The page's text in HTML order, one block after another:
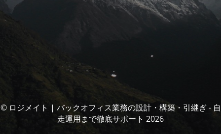
© ロジメイト | バックオフィス業務の設計・構築・引継ぎ - 自
走運用まで徹底サポート 2026